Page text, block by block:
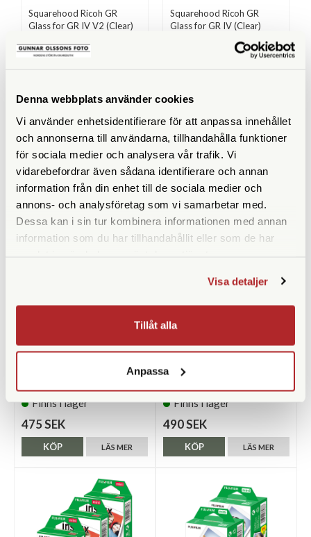
Denna webbplats använder cookies
Vi använder enhetsidentifierare för att anpassa innehållet
och annonserna till användarna, tillhandahålla funktioner
för sociala medier och analysera vår trafik. Vi
vidarebefordrar även sådana identifierare och annan
information från din enhet till de sociala medier och
annons- och analysföretag som vi samarbetar med.
Dessa kan i sin tur kombinera informationen med annan
information som du har tillhandahållit eller som de har
Visa detaljer
Tillåt alla
Anpassa
Squarehood Ricoh GR
Glass for GR IV V2 (Clear)
Tillfälligt slut
Squarehood Ricoh GR
Glass for GR IV (Clear)
Finns i lager
ANDRA KÖPTE ÄVEN
Squarehood
Squarehood Thumbgrip Ricoh
Finns i lager
475 SEK
LÄS MER
KÖP
Squarehood
Squarehood Thumbgrip Ricoh
Finns i lager
490 SEK
LÄS MER
KÖP